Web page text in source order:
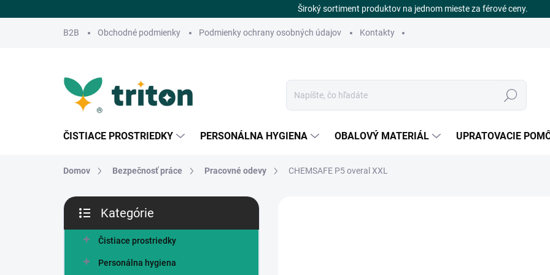
na
Široký sortiment produktov na jednom mieste za férové ceny.
B2B Obchodné podmienky Podmienky ochrany osobných údajov Kontakty
Hľadať
ČISTIACE PROSTRIEDKY PERSONÁLNA HYGIENA OBALOVÝ MATERIÁL UPRATOVACIE
Domov Bezpečnosť práce Pracovné odevy CHEMSAFE P5 overal XXL
B
č
kategórie
Kategórie
Čistiace prostriedky
Personálna hygiena